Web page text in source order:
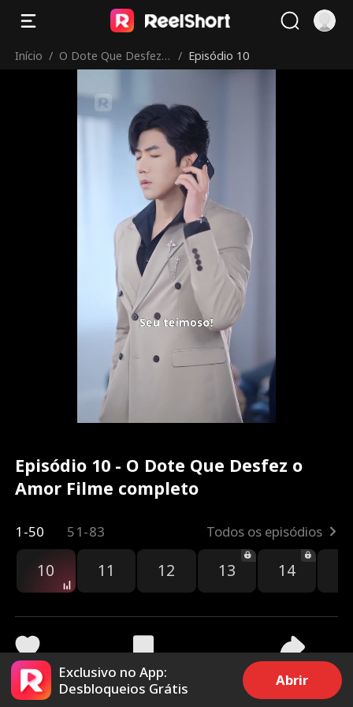
Início / O Dote Que Desfez o
/ Episódio 10
Episódio 10 - O Dote Que Desfez o
Amor Filme completo
1-50 51-83 Todos os episódios
10 11 12 13 14
2k 151.9k Compartilhar
Exclusivo no App:
Desbloqueios Grátis
Abrir